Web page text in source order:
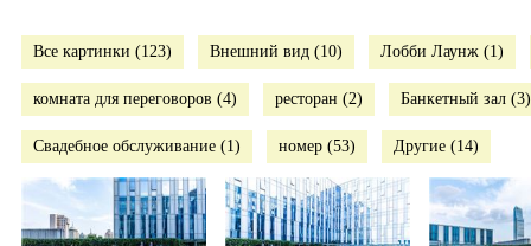
Все картинки (123) Внешний вид (10) Лобби Лаунж (1)
комната для переговоров (4) ресторан (2) Банкетный зал (3)
Свадебное обслуживание (1) номер (53) Другие (14)